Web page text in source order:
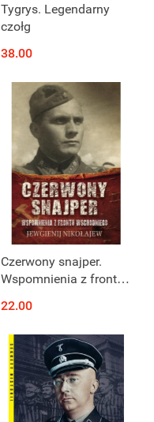
Tygrys. Legendarny
czołg
38.00
Produkt niedostępny
Czerwony snajper.
Wspomnienia z frontu
22.00